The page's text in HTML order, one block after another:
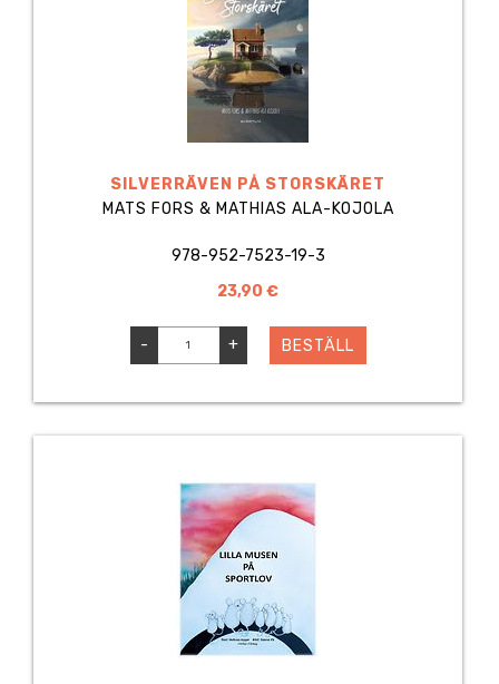
SILVERRÄVEN PÅ STORSKÄRET
MATS FORS & MATHIAS ALA-KOJOLA
978-952-7523-19-3
23,90 €
- + BESTÄLL